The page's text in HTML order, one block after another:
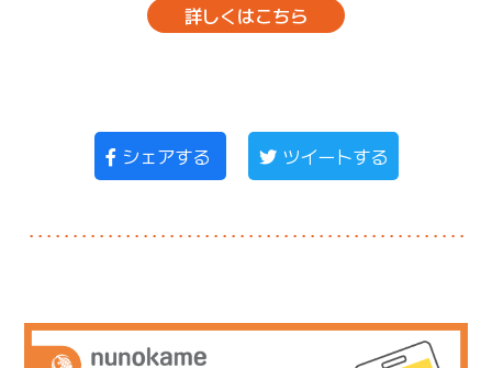
詳しくはこちら
シェアする ツイートする